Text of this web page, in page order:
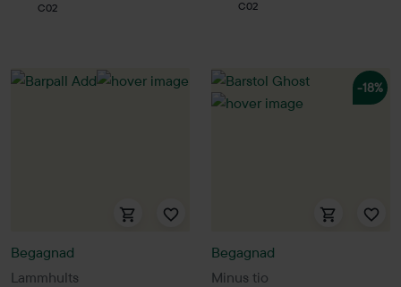
C02
C02
Lammhults
Begagnad
-18%
Minus tio
Begagnad